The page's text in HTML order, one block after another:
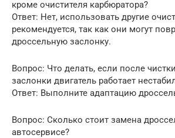
кроме очистителя карбюратора?
Ответ: Нет, использовать другие
рекомендуется, так как они могут
дроссельную заслонку.
Вопрос: Что делать, если после
заслонки двигатель работает
Ответ: Выполните адаптацию
Вопрос: Сколько стоит замена
автосервисе?